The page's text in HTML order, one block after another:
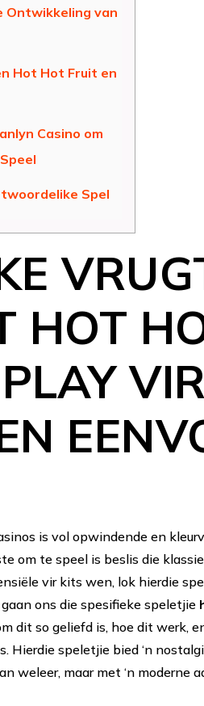
Ontwikkeling van
Hot Hot Fruit en
Casino om
Spel
HOT
is vol opwindende en
om te speel is beslis die
vir kits wen, lok hierdie
ons die spesifieke speletjie
dit so geliefd is, hoe dit werk,
Hierdie speletjie bied ‘n
weleer, maar met ‘n moderne